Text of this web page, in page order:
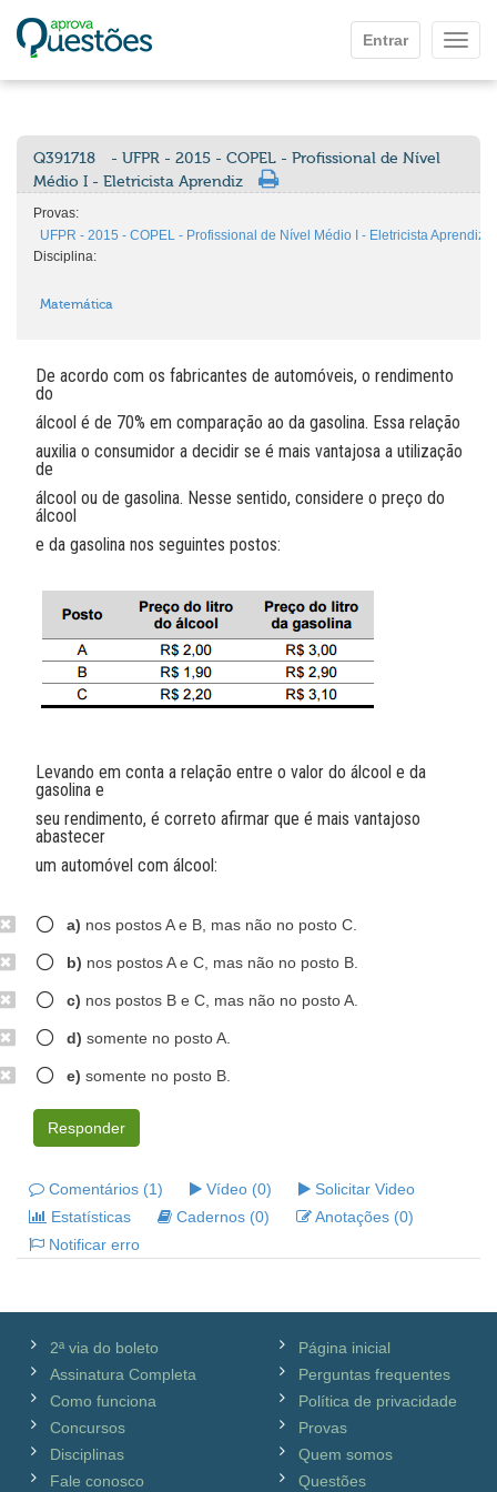
Entrar
Q391718
- UFPR - 2015 - COPEL - Profissional de Nível
Médio I - Eletricista Aprendiz
Provas:
UFPR - 2015 - COPEL - Profissional de Nível Médio I - Eletricista Aprendiz
Disciplina:
Matemática
De acordo com os fabricantes de automóveis, o rendimento
do
álcool é de 70% em comparação ao da gasolina. Essa relação
auxilia o consumidor a decidir se é mais vantajosa a utilização
de
álcool ou de gasolina. Nesse sentido, considere o preço do
álcool
e da gasolina nos seguintes postos:
Levando em conta a relação entre o valor do álcool e da
gasolina e
seu rendimento, é correto afirmar que é mais vantajoso
abastecer
um automóvel com álcool:
a) nos postos A e B, mas não no posto C.
b) nos postos A e C, mas não no posto B.
c) nos postos B e C, mas não no posto A.
d) somente no posto A.
e) somente no posto B.
Responder
Comentários (1) Vídeo (0)
Solicitar Video
Estatísticas
Cadernos (0)
Anotações (0)
Notificar erro
2ª via do boleto
Assinatura Completa
Como funciona
Concursos
Disciplinas
Fale conosco
Página inicial
Perguntas frequentes
Política de privacidade
Provas
Quem somos
Questões